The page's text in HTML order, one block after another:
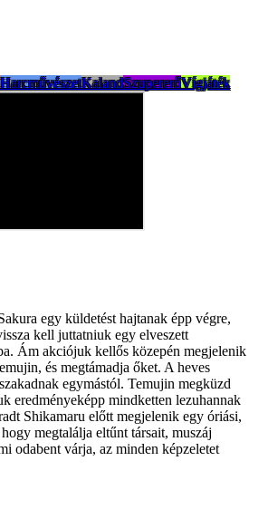
HarcművészetKalandSzupererőVígjáték
egy küldetést hajtanak épp végre,
kell juttatniuk egy elveszett
Ám akciójuk kellős közepén megjelenik
és megtámadja őket. A heves
egymástól. Temujin megküzd
eredményeképp mindketten lezuhannak
Shikamaru előtt megjelenik egy óriási,
megtalálja eltűnt társait, muszáj
odabent várja, az minden képzeletet